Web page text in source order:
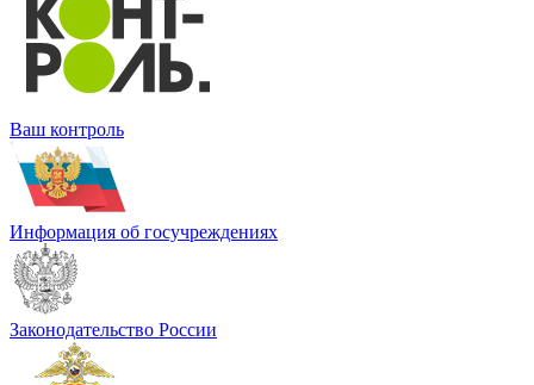
Ваш контроль
Информация об госучреждениях
Законодательство России